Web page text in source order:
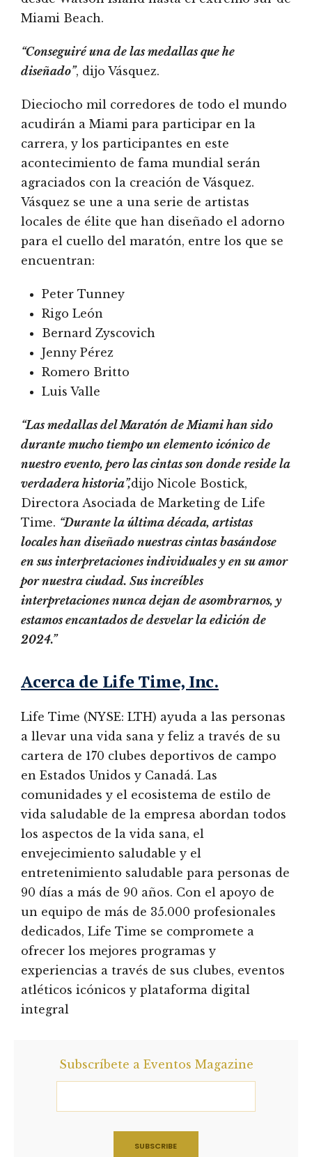
Miami Beach.
“Conseguiré una de las medallas que he
diseñado”, dijo Vásquez.
Dieciocho mil corredores de todo el mundo
acudirán a Miami para participar en la
carrera, y los participantes en este
acontecimiento de fama mundial serán
agraciados con la creación de Vásquez.
Vásquez se une a una serie de artistas
locales de élite que han diseñado el adorno
para el cuello del maratón, entre los que se
encuentran:
Peter Tunney
Rigo León
Bernard Zyscovich
Jenny Pérez
Romero Britto
Luis Valle
“Las medallas del Maratón de Miami han sido
durante mucho tiempo un elemento icónico de
nuestro evento, pero las cintas son donde reside la
verdadera historia”,dijo Nicole Bostick,
Directora Asociada de Marketing de Life
Time. “Durante la última década, artistas
locales han diseñado nuestras cintas basándose
en sus interpretaciones individuales y en su amor
por nuestra ciudad. Sus increíbles
interpretaciones nunca dejan de asombrarnos, y
estamos encantados de desvelar la edición de
2024.”
Acerca de Life Time, Inc.
Life Time (NYSE: LTH) ayuda a las personas
a llevar una vida sana y feliz a través de su
cartera de 170 clubes deportivos de campo
en Estados Unidos y Canadá. Las
comunidades y el ecosistema de estilo de
vida saludable de la empresa abordan todos
los aspectos de la vida sana, el
envejecimiento saludable y el
entretenimiento saludable para personas de
90 días a más de 90 años. Con el apoyo de
un equipo de más de 35.000 profesionales
dedicados, Life Time se compromete a
ofrecer los mejores programas y
experiencias a través de sus clubes, eventos
atléticos icónicos y plataforma digital
integral
Subscríbete a Eventos Magazine